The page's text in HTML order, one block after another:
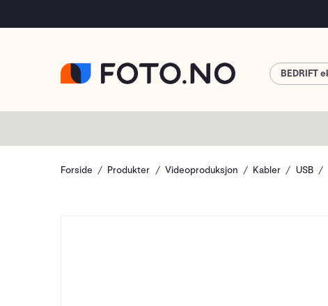
BEDRIFT
Forside Produkter Videoproduksjon Kabler USB